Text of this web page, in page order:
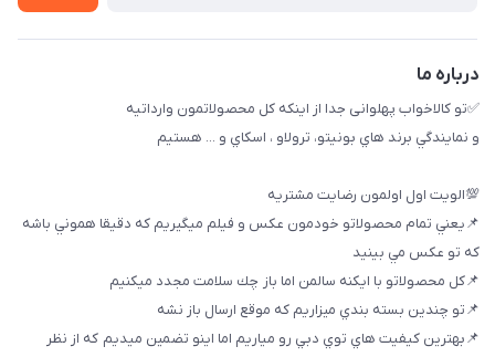
درباره ما
✅تو كالاخواب پهلوانى جدا از اينكه كل محصولاتمون وارداتيه
و نمايندگي برند هاي بونيتو، ترولاو ، اسكاي و ... هستيم
💯الويت اول اولمون رضايت مشتريه
📌يعني تمام محصولاتو خودمون عكس و فيلم ميگيريم كه دقيقا هموني باشه
كه تو عكس مي بينيد
📌كل محصولاتو با ايكنه سالمن اما باز چك سلامت مجدد ميكنيم
📌تو چندين بسته بندي ميزاريم كه موقع ارسال باز نشه
📌بهترين كيفيت هاي توي دبي رو مياريم اما اينو تضمين ميديم كه از نظر